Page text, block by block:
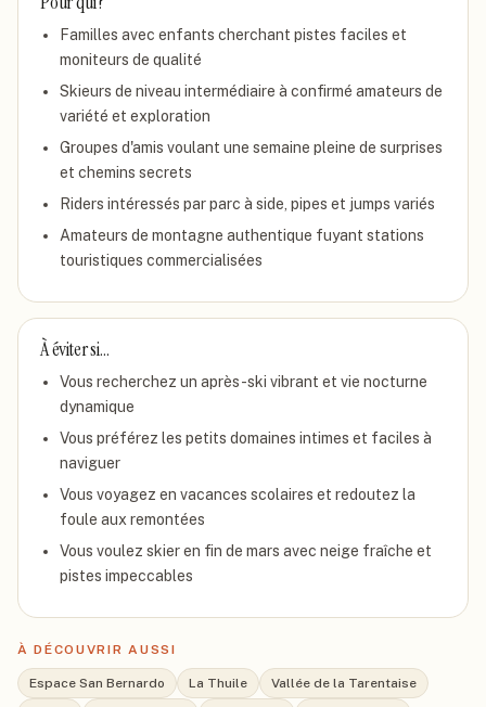
Familles avec enfants cherchant pistes faciles et
moniteurs de qualité
Skieurs de niveau intermédiaire à confirmé amateurs de
variété et exploration
Groupes d'amis voulant une semaine pleine de surprises
et chemins secrets
Riders intéressés par parc à side, pipes et jumps variés
Amateurs de montagne authentique fuyant stations
touristiques commercialisées
À éviter si…
Vous recherchez un après-ski vibrant et vie nocturne
dynamique
Vous préférez les petits domaines intimes et faciles à
naviguer
Vous voyagez en vacances scolaires et redoutez la
foule aux remontées
Vous voulez skier en fin de mars avec neige fraîche et
pistes impeccables
À DÉCOUVRIR AUSSI
Espace San Bernardo La Thuile
Vallée de la Tarentaise